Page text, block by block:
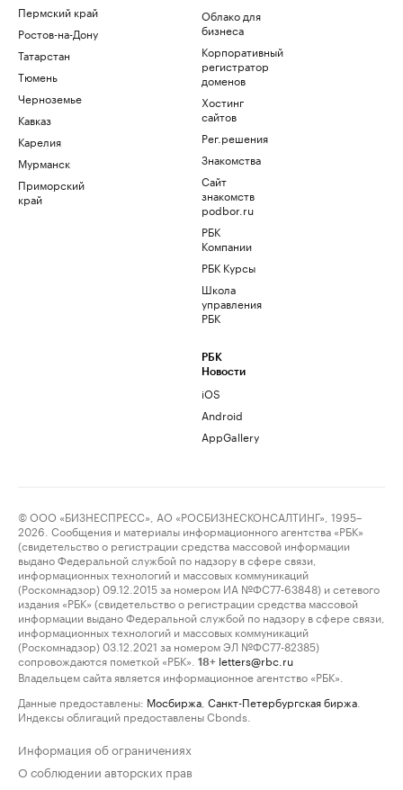
Пермский край
Ростов-на-Дону
Татарстан
Тюмень
Черноземье
Кавказ
Карелия
Мурманск
Приморский
край
Облако для
бизнеса
Корпоративный
регистратор
доменов
Хостинг
сайтов
Рег.решения
Знакомства
Сайт
знакомств
podbor.ru
РБК
Компании
РБК Курсы
Школа
управления
РБК
РБК
Новости
iOS
Android
AppGallery
© ООО «БИЗНЕСПРЕСС», АО «РОСБИЗНЕСКОНСАЛТИНГ», 1995–
2026. Сообщения и материалы информационного агентства «РБК»
(свидетельство о регистрации средства массовой информации
выдано Федеральной службой по надзору в сфере связи,
информационных технологий и массовых коммуникаций
(Роскомнадзор) 09.12.2015 за номером ИА №ФС77-63848) и сетевого
издания «РБК» (свидетельство о регистрации средства массовой
информации выдано Федеральной службой по надзору в сфере связи,
информационных технологий и массовых коммуникаций
(Роскомнадзор) 03.12.2021 за номером ЭЛ №ФС77-82385)
сопровождаются пометкой «РБК».
18+ letters@rbc.ru
Владельцем сайта является информационное агентство «РБК».
Данные предоставлены: Мосбиржа Санкт-Петербургская биржа
Индексы облигаций предоставлены Cbonds.
Информация об ограничениях
О соблюдении авторских прав